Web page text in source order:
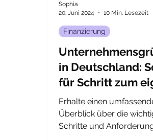
in Deutschland:
für Schritt zum
Unternehmen
Erhalte einen
Überblick über die
Schritte und
Finanzierung
Sophia
20. Juni 2024
10 Min. Lesezeit